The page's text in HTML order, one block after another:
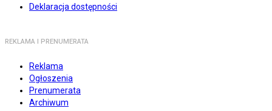
Deklaracja dostępności
REKLAMA I PRENUMERATA
Reklama
Ogłoszenia
Prenumerata
Archiwum